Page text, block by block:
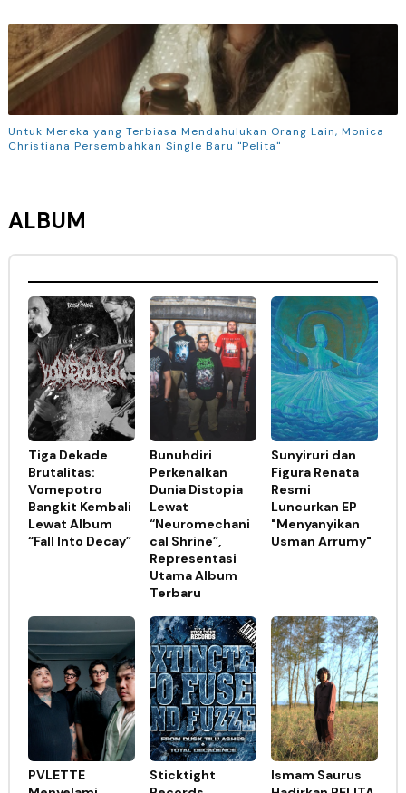
Untuk Mereka yang Terbiasa Mendahulukan Orang Lain, Monica
Christiana Persembahkan Single Baru "Pelita"
ALBUM
Tiga Dekade
Brutalitas:
Vomepotro
Bangkit Kembali
Lewat Album
“Fall Into Decay”
Bunuhdiri
Perkenalkan
Dunia Distopia
Lewat
“Neuromechani
cal Shrine”,
Representasi
Utama Album
Terbaru
Sunyiruri dan
Figura Renata
Resmi
Luncurkan EP
"Menyanyikan
Usman Arrumy"
PVLETTE
Sticktight
Ismam Saurus